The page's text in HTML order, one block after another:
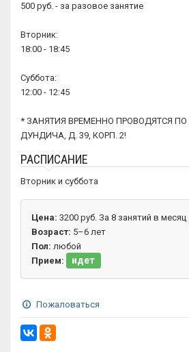
500 руб. - за разовое занятие
Вторник:
18:00 - 18:45
Суббота:
12:00 - 12:45
* ЗАНЯТИЯ ВРЕМЕННО ПРОВОДЯТСЯ ПО
ДУНДИЧА, Д. 39, КОРП. 2!
РАСПИСАНИЕ
Вторник и суббота
Цена: 3200 руб. За 8 занятий в месяц
Возраст: 5–6 лет
Пол: любой
Прием:
идет
Пожаловаться